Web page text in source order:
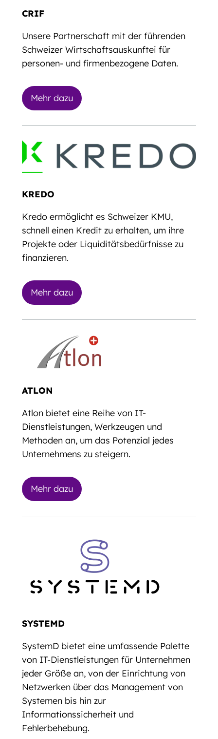
CRIF
Unsere Partnerschaft mit der führenden
Schweizer Wirtschaftsauskunftei für
personen- und firmenbezogene Daten.
Mehr dazu
KREDO
Kredo ermöglicht es Schweizer KMU,
schnell einen Kredit zu erhalten, um ihre
Projekte oder Liquiditätsbedürfnisse zu
finanzieren.
Mehr dazu
ATLON
Atlon bietet eine Reihe von IT-
Dienstleistungen, Werkzeugen und
Methoden an, um das Potenzial jedes
Unternehmens zu steigern.
Mehr dazu
SYSTEMD
SystemD bietet eine umfassende Palette
von IT-Dienstleistungen für Unternehmen
jeder Größe an, von der Einrichtung von
Netzwerken über das Management von
Systemen bis hin zur
Informationssicherheit und
Fehlerbehebung.